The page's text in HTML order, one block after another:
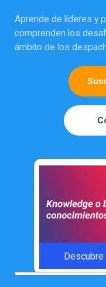
Aprende de líderes y
comprenden los
ámbito de los